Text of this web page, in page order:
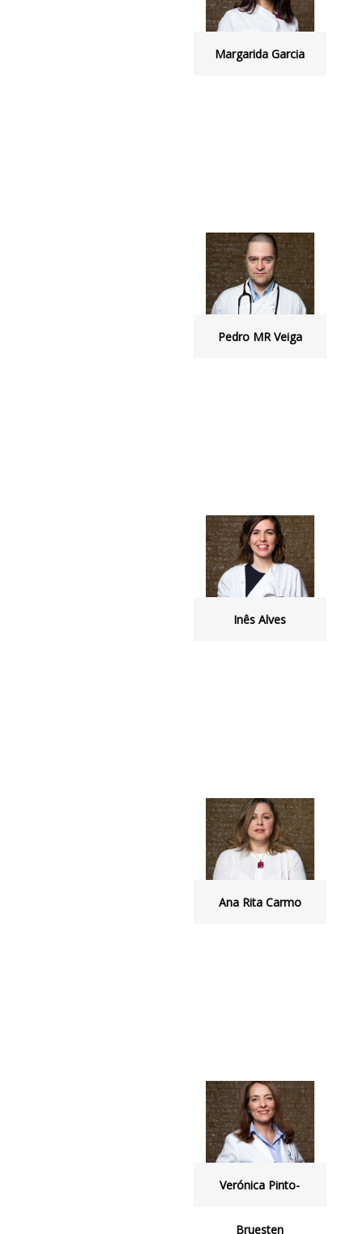
Margarida Garcia
Pedro MR Veiga
Inês Alves
Ana Rita Carmo
Verónica Pinto-
Bruesten